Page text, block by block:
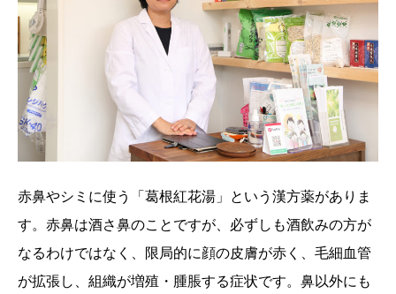
赤鼻やシミに使う「葛根紅花湯」という漢方薬がありま
す。赤鼻は酒さ鼻のことですが、必ずしも酒飲みの方が
なるわけではなく、限局的に顔の皮膚が赤く、毛細血管
が拡張し、組織が増殖・腫脹する症状です。鼻以外にも